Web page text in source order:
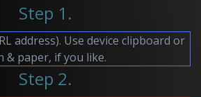
Step 1.
address). Use device clipboard or
& paper, if you like.
Step 2.